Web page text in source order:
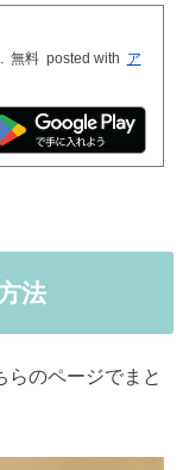
無料 posted with ア
法
らのページでまと